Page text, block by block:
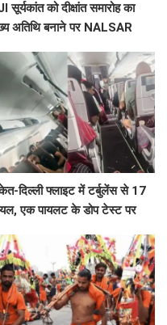
सूर्यकांत को दीक्षांत समारोह का
अतिथि बनाने पर NALSAR
दिल्ली फ्लाइट में टर्बुलेंस से 17
एक पायलट के डोप टेस्ट पर